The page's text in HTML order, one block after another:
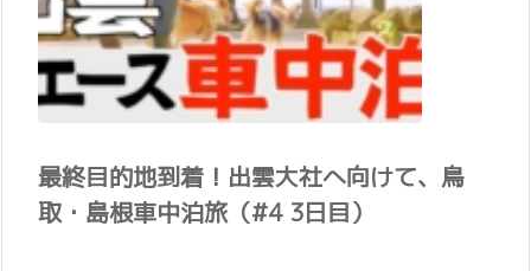
最終目的地到着！出雲大社へ向けて、鳥
取・島根車中泊旅（#4 3日目）